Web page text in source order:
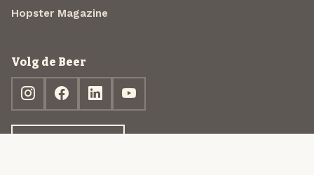
Hopster Magazine
Volg de Beer